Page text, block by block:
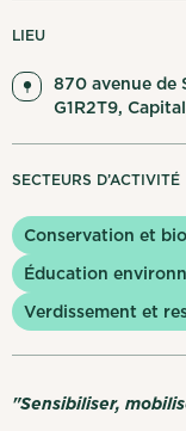
LIEU
870 avenue de
G1R2T9,
SECTEURS D’ACTIVITÉ
Conservation et
Éducation
Verdissement et
"Sensibiliser,